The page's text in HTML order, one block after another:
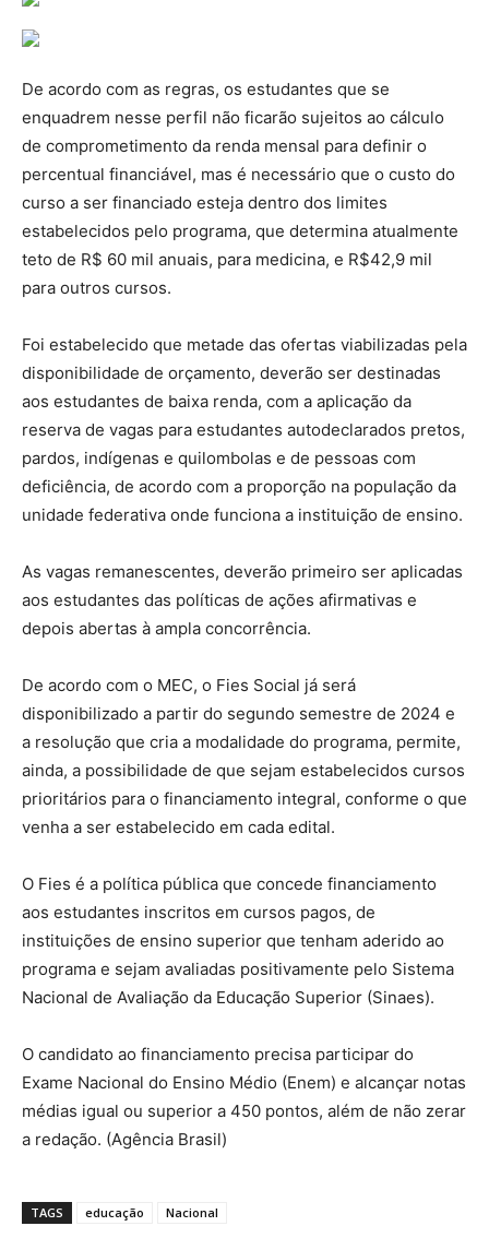
De acordo com as regras, os estudantes que se
enquadrem nesse perfil não ficarão sujeitos ao cálculo
de comprometimento da renda mensal para definir o
percentual financiável, mas é necessário que o custo do
curso a ser financiado esteja dentro dos limites
estabelecidos pelo programa, que determina atualmente
teto de R$ 60 mil anuais, para medicina, e R$42,9 mil
para outros cursos.
Foi estabelecido que metade das ofertas viabilizadas pela
disponibilidade de orçamento, deverão ser destinadas
aos estudantes de baixa renda, com a aplicação da
reserva de vagas para estudantes autodeclarados pretos,
pardos, indígenas e quilombolas e de pessoas com
deficiência, de acordo com a proporção na população da
unidade federativa onde funciona a instituição de ensino.
As vagas remanescentes, deverão primeiro ser aplicadas
aos estudantes das políticas de ações afirmativas e
depois abertas à ampla concorrência.
De acordo com o MEC, o Fies Social já será
disponibilizado a partir do segundo semestre de 2024 e
a resolução que cria a modalidade do programa, permite,
ainda, a possibilidade de que sejam estabelecidos cursos
prioritários para o financiamento integral, conforme o que
venha a ser estabelecido em cada edital.
O Fies é a política pública que concede financiamento
aos estudantes inscritos em cursos pagos, de
instituições de ensino superior que tenham aderido ao
programa e sejam avaliadas positivamente pelo Sistema
Nacional de Avaliação da Educação Superior (Sinaes).
O candidato ao financiamento precisa participar do
Exame Nacional do Ensino Médio (Enem) e alcançar notas
médias igual ou superior a 450 pontos, além de não zerar
a redação. (Agência Brasil)
TAGS educação Nacional